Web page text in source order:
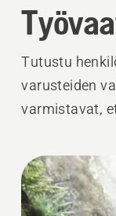
Tutustu
varusteiden
varmistavat,
Kaikki
tuotteet